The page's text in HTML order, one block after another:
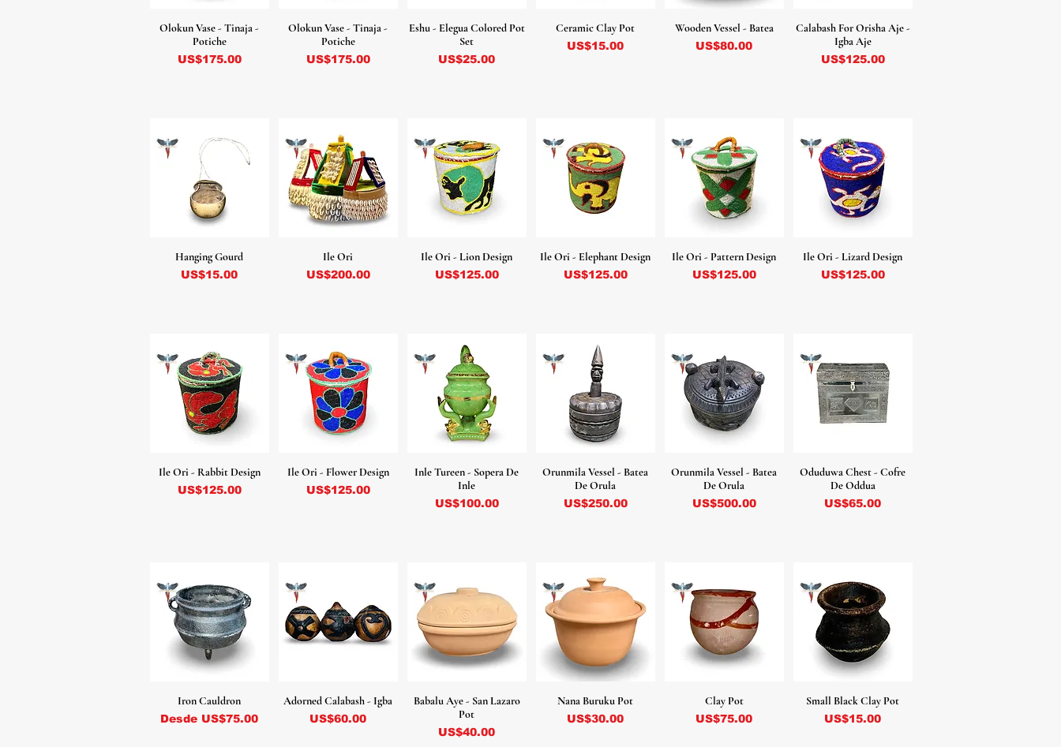
Olokun Vase - Tinaja -
Potiche
Precio
US$175.00
Olokun Vase - Tinaja -
Potiche
Precio
US$175.00
Eshu - Elegua Colored Pot
Set
Precio
US$25.00
Ceramic Clay Pot
Precio
US$15.00
Wooden Vessel - Batea
Precio
US$80.00
Calabash For Orisha Aje -
Igba Aje
Precio
US$125.00
Hanging Gourd
Precio
US$15.00
Ile Ori
Precio
US$200.00
Ile Ori - Lion Design
Precio
US$125.00
Ile Ori - Elephant Design
Precio
US$125.00
Ile Ori - Pattern Design
Precio
US$125.00
Ile Ori - Lizard Design
Precio
US$125.00
Ile Ori - Rabbit Design
Precio
US$125.00
Ile Ori - Flower Design
Precio
US$125.00
Inle Tureen - Sopera De
Inle
Precio
US$100.00
Orunmila Vessel - Batea
De Orula
Precio
US$250.00
Orunmila Vessel - Batea
De Orula
Precio
US$500.00
Oduduwa Chest - Cofre
De Oddua
Precio
US$65.00
Iron Cauldron
Desde US$75.00
Precio de oferta
Adorned Calabash - Igba
Precio
US$60.00
Babalu Aye - San Lazaro
Pot
Precio
US$40.00
Nana Buruku Pot
Precio
US$30.00
Clay Pot
Precio
US$75.00
Small Black Clay Pot
Precio
US$15.00